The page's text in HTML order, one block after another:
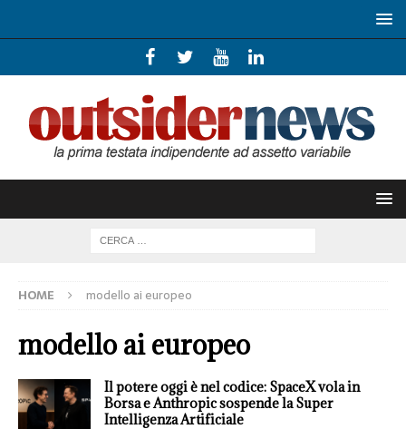
HOME modello ai europeo
modello ai europeo
Il potere oggi è nel codice: SpaceX vola in
Borsa e Anthropic sospende la Super
Intelligenza Artificiale